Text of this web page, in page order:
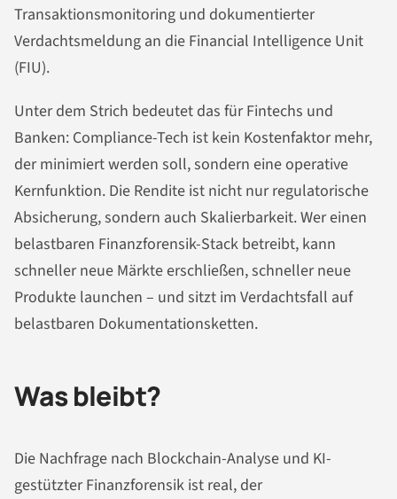
Transaktionsmonitoring und dokumentierter
Verdachtsmeldung an die Financial Intelligence Unit
(FIU).
Unter dem Strich bedeutet das für Fintechs und
Banken: Compliance-Tech ist kein Kostenfaktor mehr,
der minimiert werden soll, sondern eine operative
Kernfunktion. Die Rendite ist nicht nur regulatorische
Absicherung, sondern auch Skalierbarkeit. Wer einen
belastbaren Finanzforensik-Stack betreibt, kann
schneller neue Märkte erschließen, schneller neue
Produkte launchen – und sitzt im Verdachtsfall auf
belastbaren Dokumentationsketten.
Was bleibt?
Die Nachfrage nach Blockchain-Analyse und KI-
gestützter Finanzforensik ist real, der